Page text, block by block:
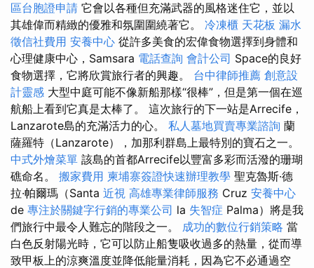
區台胞證申請 它會以各種但充滿武器的風格迷住它，並以
其雄偉而精緻的優雅和氛圍圍繞著它。 冷凍櫃 天花板 漏水
徵信社費用 安養中心 從許多美食的宏偉食物選擇到身體和
心理健康中心，Samsara 電話查詢 會計公司 Space的良好
食物選擇，它將欣賞旅行者的興趣。 台中律師推薦 創意設
計靈感 大型中庭可能不像新船那樣“很棒”，但是第一個在巡
航船上看到它真是太棒了。 這次旅行的下一站是Arrecife，
Lanzarote島的充滿活力的心。 私人墓地買賣專業諮詢 蘭
薩羅特（Lanzarote），加那利群島上最特別的寶石之一。
中式外燴菜單 該島的首都Arrecife以豐富多彩而活潑的珊瑚
礁命名。 搬家費用 柬埔寨簽證快速辦理教學 聖克魯斯·德
拉·帕爾瑪（Santa 近視 高雄專業律師服務 Cruz 安養中心
de 專注於關鍵字行銷的專業公司 la 失智症 Palma）將是我
們旅行中最令人難忘的階段之一。 成功的數位行銷策略 當
白色反射陽光時，它可以防止船隻吸收過多的熱量，從而導
致甲板上的涼爽溫度並降低能量消耗，因為它不必通過空